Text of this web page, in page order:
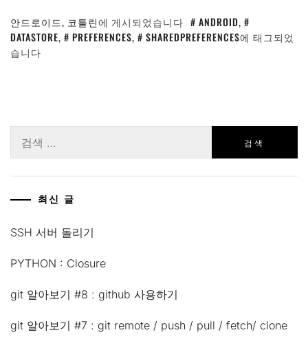
안드로이드, 코틀린에 게시되었습니다 ANDROID,
DATASTORE, PREFERENCES, SHAREDPREFERENCES에 태그되었
습니다
색:
최신 글
SSH 서버 돌리기
PYTHON : Closure
git 알아보기 #8 : github 사용하기
git 알아보기 #7 : git remote / push / pull / fetch/ clone